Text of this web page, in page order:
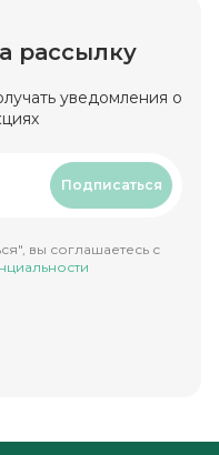
рассылку
уведомления о
Подписаться
вы соглашаетесь с